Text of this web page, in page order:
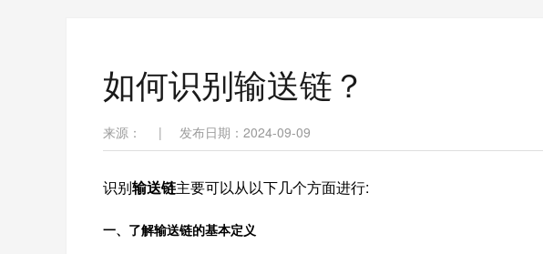
如何识别输送链？
来源： | 发布日期：2024-09-09
识别输送链主要可以从以下几个方面进行:
一、了解输送链的基本定义